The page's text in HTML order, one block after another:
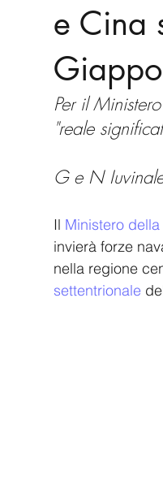
USA
Australia
e Cina
Per il
"reale
G e N
Il Ministero
invierà forze
nella regione
settentrionale